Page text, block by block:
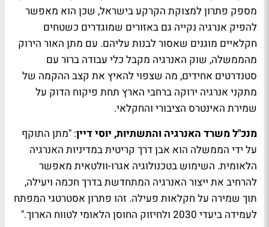
מספק פתרון למצוקת הקרקע בישראל, שכן הוא מאפשר
להפיק אנרגיה נקייה גם באזורים שמוגדרים כשטחים
חקלאיים מוגנים שאסור לבנות עליהם. עם מתן האור הירוק
מהממשלה, שוק האנרגיה מקבל כלי עבודה ברור עם
סטנדרטים אחידים, מה שצפוי להאיץ את קצב ההקמה של
מתקני אנרגיה ירוקה ברחבי הארץ תחת פיקוח הדוק על
שמירת האינטרס הציבורי והחקלאי.
מנכ"ל משרד האנרגיה והתשתיות, יוסי דיין: "מתן התוקף
על ידי הממשלה הוא אבן דרך קריטית במדיניות האנרגיה
הלאומית. השימוש בטכנולוגיה אגרו-וולטאית מאפשר
להרחיב את ייצור האנרגיה המתחדשת בדרך חכמה ויעילה,
תוך שמירה על חקלאות פעילה. זהו פתרון אסטרטגי המפתח
לעמידה ביעדי 2030 ולחיזוק החוסן הלאומי לטווח הארוך."